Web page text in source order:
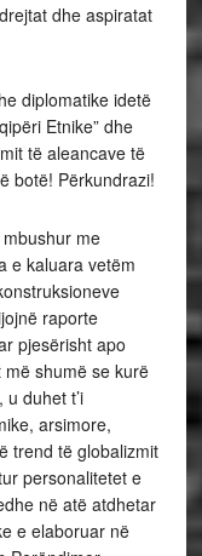
dhe aspiratat
diplomatike idetë
Etnike” dhe
të aleancave të
botë! Përkundrazi!
me
e kaluara vetëm
raporte
pjesërisht apo
shumë se kurë
duhet t’i
arsimore,
trend të globalizmit
personalitetet e
në atë atdhetar
e elaboruar në